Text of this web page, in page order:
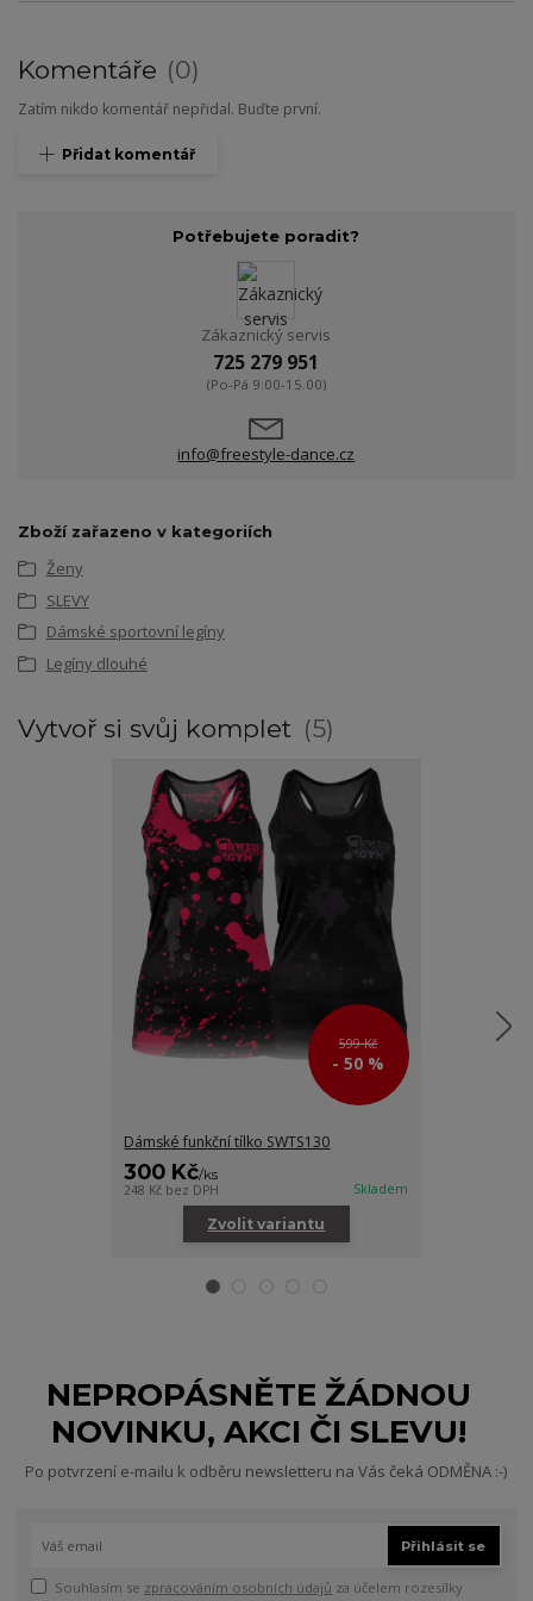
Komentáře 0
Zatím nikdo komentář nepřidal. Buďte první.
Přidat komentář
Potřebujete poradit?
Zákaznický servis
725 279 951
(Po-Pá 9:00-15.00)
info@freestyle-dance.cz
Zboží zařazeno v kategoriích
Ženy
SLEVY
Dámské sportovní legíny
Legíny dlouhé
Vytvoř si svůj komplet 5
599 Kč
- 50 %
Dámské funkční tílko SWTS130
300 Kč/ks
248 Kč bez DPH Skladem
Zvolit variantu
NEPROPÁSNĚTE ŽÁDNOU
NOVINKU, AKCI ČI SLEVU!
Po potvrzení e-mailu k odběru newsletteru na Vás čeká ODMĚNA :-)
Přihlásit se
Souhlasím se zpracováním osobních údajů za účelem rozesílky